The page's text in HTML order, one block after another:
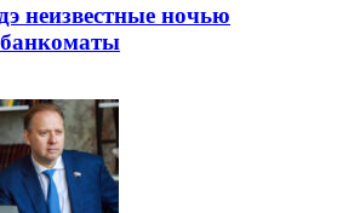
неизвестные ночью